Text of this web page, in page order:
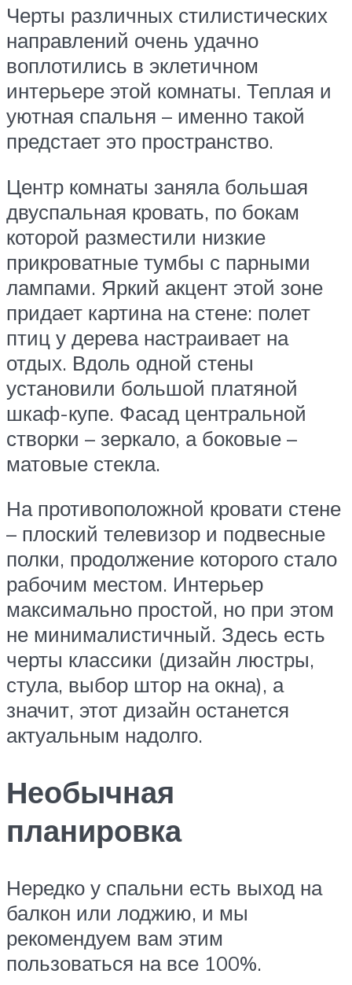
Черты различных стилистических
направлений очень удачно
воплотились в эклетичном
интерьере этой комнаты. Теплая и
уютная спальня – именно такой
предстает это пространство.
Центр комнаты заняла большая
двуспальная кровать, по бокам
которой разместили низкие
прикроватные тумбы с парными
лампами. Яркий акцент этой зоне
придает картина на стене: полет
птиц у дерева настраивает на
отдых. Вдоль одной стены
установили большой платяной
шкаф-купе. Фасад центральной
створки – зеркало, а боковые –
матовые стекла.
На противоположной кровати стене
– плоский телевизор и подвесные
полки, продолжение которого стало
рабочим местом. Интерьер
максимально простой, но при этом
не минималистичный. Здесь есть
черты классики (дизайн люстры,
стула, выбор штор на окна), а
значит, этот дизайн останется
актуальным надолго.
Необычная
планировка
Нередко у спальни есть выход на
балкон или лоджию, и мы
рекомендуем вам этим
пользоваться на все 100%.